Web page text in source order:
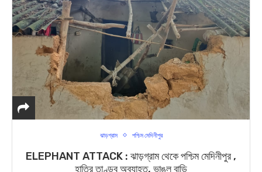
ঝাড়গ্রাম পশ্চিম মেদিনীপুর
ELEPHANT ATTACK : ঝাড়গ্রাম থেকে পশ্চিম মেদিনীপুর ,
হাতির তাণ্ডব অব্যাহত, ভাঙল বাড়ি